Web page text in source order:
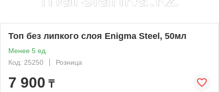
Топ без липкого слоя Enigma Steel, 50мл
Менее 5 ед.
Код: 25250
Розница
7 900 ₸